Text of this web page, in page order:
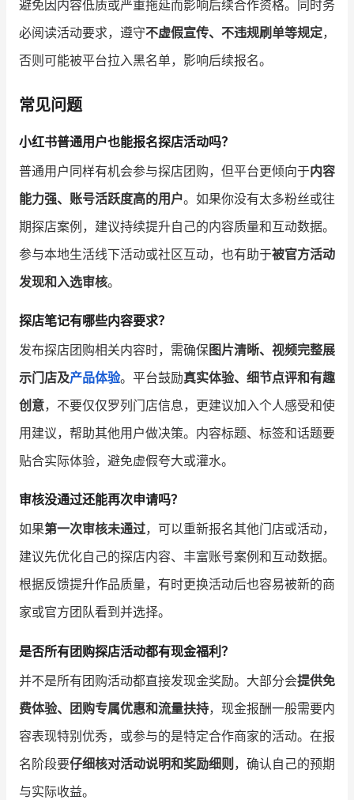
避免因内容低质或严重拖延而影响后续合作资格。同时务
必阅读活动要求，遵守不虚假宣传、不违规刷单等规定，
否则可能被平台拉入黑名单，影响后续报名。
常见问题
小红书普通用户也能报名探店活动吗？
普通用户同样有机会参与探店团购，但平台更倾向于内容
能力强、账号活跃度高的用户。如果你没有太多粉丝或往
期探店案例，建议持续提升自己的内容质量和互动数据。
参与本地生活线下活动或社区互动，也有助于被官方活动
发现和入选审核。
探店笔记有哪些内容要求？
发布探店团购相关内容时，需确保图片清晰、视频完整展
示门店及产品体验。平台鼓励真实体验、细节点评和有趣
创意，不要仅仅罗列门店信息，更建议加入个人感受和使
用建议，帮助其他用户做决策。内容标题、标签和话题要
贴合实际体验，避免虚假夸大或灌水。
审核没通过还能再次申请吗？
如果第一次审核未通过，可以重新报名其他门店或活动，
建议先优化自己的探店内容、丰富账号案例和互动数据。
根据反馈提升作品质量，有时更换活动后也容易被新的商
家或官方团队看到并选择。
是否所有团购探店活动都有现金福利？
并不是所有团购活动都直接发现金奖励。大部分会提供免
费体验、团购专属优惠和流量扶持，现金报酬一般需要内
容表现特别优秀，或参与的是特定合作商家的活动。在报
名阶段要仔细核对活动说明和奖励细则 ，确认自己的预期
与实际收益。